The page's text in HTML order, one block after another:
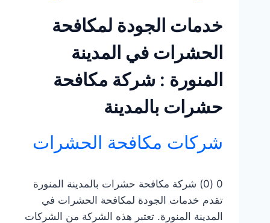
خدمات الجودة لمكافحة
الحشرات في المدينة
المنورة : شركة مكافحة
حشرات بالمدينة
شركات مكافحة الحشرات
0 (0) شركة مكافحة حشرات بالمدينة المنورة
تقدم خدمات الجودة لمكافحة الحشرات في
المدينة المنورة. تعتبر هذه الشركة من الشركات